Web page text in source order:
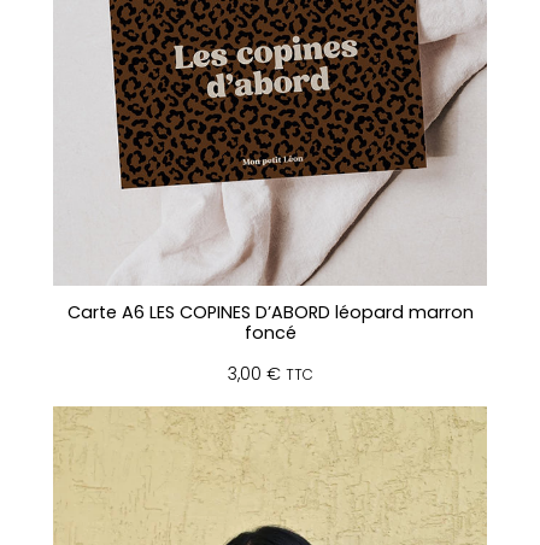
Carte A6 LES COPINES D’ABORD léopard marron
foncé
3,00 € TTC